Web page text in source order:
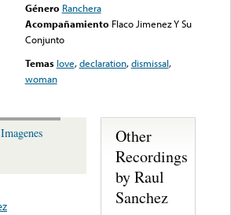
Género Ranchera
Acompañamiento Flaco Jimenez Y Su
Conjunto
Temas love,declaration,dismissal,
woman
Imagenes
Other
Recordings
by Raul
Sanchez